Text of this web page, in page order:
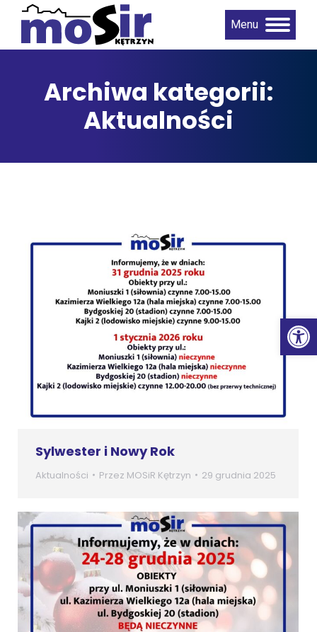
Menu
Archiwa kategorii:
Aktualności
Sylwester i Nowy Rok
Aktualności Przez MOSiR Kętrzyn 29 grudnia 2025